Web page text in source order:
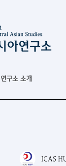
연구소 소개
ICAS